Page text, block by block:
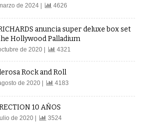
de 2024 | 4626
anuncia super deluxe box set
Hollywood Palladium
de 2020 | 4321
Rock and Roll
de 2020 | 4183
10 AÑOS
de 2020 | 3524